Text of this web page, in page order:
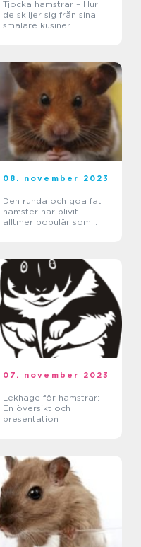
Tjocka hamstrar – Hur
de skiljer sig från sina
smalare kusiner
08. november 2023
Den runda och goa fat
hamster har blivit
alltmer populär som
07. november 2023
Lekhage för hamstrar:
En översikt och
presentation